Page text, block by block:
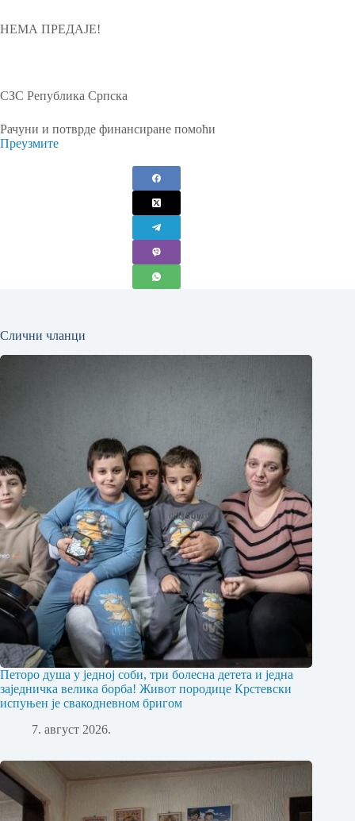
НЕМА ПРЕДАЈЕ!
СЗС Република Српска
Рачуни и потврде финансиране помоћи
Преузмите
Слични чланци
Петоро душа у једној соби, три болесна детета и једна
заједничка велика борба! Живот породице Крстевски
испуњен је свакодневном бригом
7. август 2026.